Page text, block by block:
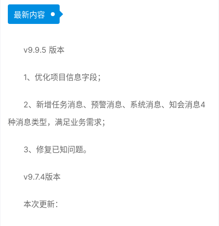
最新内容
v9.9.5 版本
1、优化项目信息字段；
2、新增任务消息、预警消息、系统消息、知会消息4
种消息类型，满足业务需求；
3、修复已知问题。
v9.7.4版本
本次更新：